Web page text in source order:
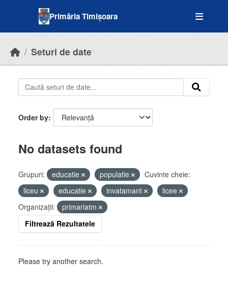
Primăria Timișoara
Seturi de date
Order by
No datasets found
Grupuri: educatie populatie
Cuvinte cheie:
liceu
educatie invatamant
licee
Organizații:
primariatm
Filtrează Rezultatele
Please try another search.